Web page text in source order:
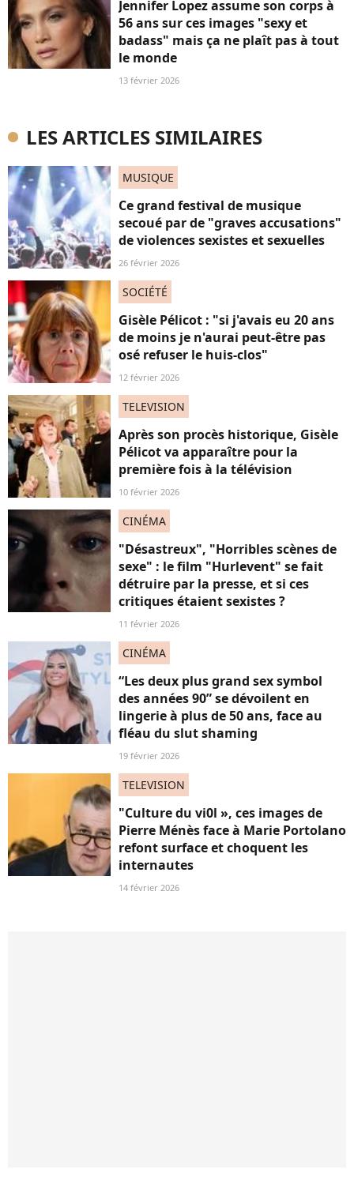
Jennifer Lopez assume son corps à
56 ans sur ces images "sexy et
badass" mais ça ne plaît pas à tout
le monde
13 février 2026
LES ARTICLES SIMILAIRES
MUSIQUE
Ce grand festival de musique
secoué par de "graves accusations"
de violences sexistes et sexuelles
26 février 2026
SOCIÉTÉ
Gisèle Pélicot : "si j'avais eu 20 ans
de moins je n'aurai peut-être pas
osé refuser le huis-clos"
12 février 2026
TELEVISION
Après son procès historique, Gisèle
Pélicot va apparaître pour la
première fois à la télévision
10 février 2026
CINÉMA
"Désastreux", "Horribles scènes de
sexe" : le film "Hurlevent" se fait
détruire par la presse, et si ces
critiques étaient sexistes ?
11 février 2026
CINÉMA
“Les deux plus grand sex symbol
des années 90” se dévoilent en
lingerie à plus de 50 ans, face au
fléau du slut shaming
19 février 2026
TELEVISION
"Culture du vi0l », ces images de
Pierre Ménès face à Marie Portolano
refont surface et choquent les
internautes
14 février 2026